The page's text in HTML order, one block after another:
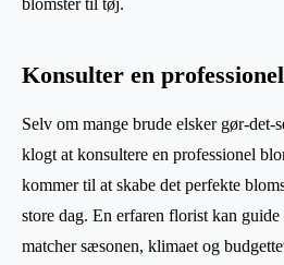
Konsulter en professionel
Selv om mange brude elsker gør-
klogt at konsultere en professionel
kommer til at skabe det perfekte
store dag. En erfaren florist kan
matcher sæsonen, klimaet og